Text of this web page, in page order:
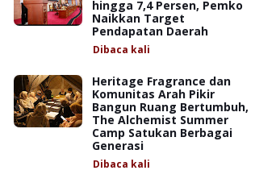
hingga 7,4 Persen, Pemko
Naikkan Target
Pendapatan Daerah
Dibaca kali
Heritage Fragrance dan
Komunitas Arah Pikir
Bangun Ruang Bertumbuh,
The Alchemist Summer
Camp Satukan Berbagai
Generasi
Dibaca kali